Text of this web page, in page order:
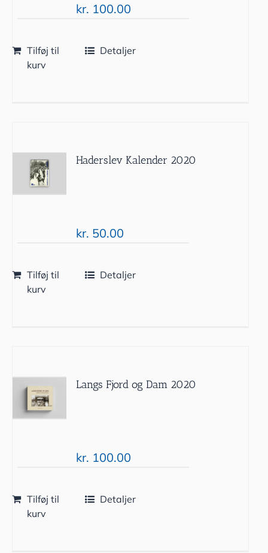
kr. 100.00
Tilføj til
kurv
Detaljer
Haderslev Kalender 2020
kr. 50.00
Tilføj til
kurv
Detaljer
Langs Fjord og Dam 2020
kr. 100.00
Tilføj til
kurv
Detaljer